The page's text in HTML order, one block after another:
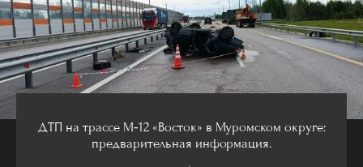
ДТП на трассе М‑12 «Восток» в Муромском округе:
предварительная информация.